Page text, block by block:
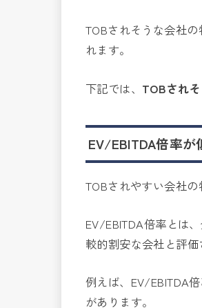
TOBされそうな会社
れます。
下記では、 TOBされ
EV/EBITDA倍率が
TOBされやすい会社の
EV/EBITDA倍率とは
較的割安な会社と評価
例えば、EV/EBITDA
があります。